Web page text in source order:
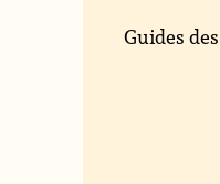
Guides